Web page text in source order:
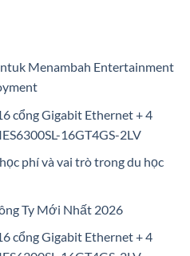
Menambah Entertainment
cổng Gigabit Ethernet + 4
16GT4GS-2LV
phí và vai trò trong du học
Ty Mới Nhất 2026
cổng Gigabit Ethernet + 4